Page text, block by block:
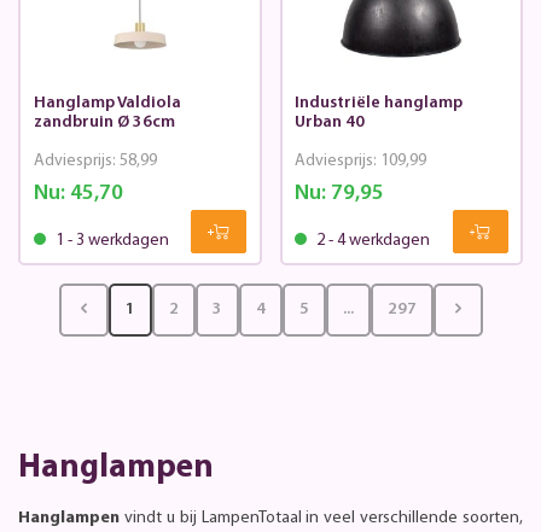
Hanglamp Valdiola
zandbruin Ø 36cm
Nu:45,70
Adviesprijs: 58,99
1 - 3 werkdagen
Industriële hanglamp
Urban 40
Nu: 79,95
Adviesprijs: 109,99
2 - 4 werkdagen
1 2 3 4 5 ... 297
Hanglampen
Hanglampen vindt u bij LampenTotaal in veel verschillende soorten,